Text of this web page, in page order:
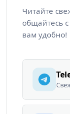
Читайте
общайтесь
вам удобно!